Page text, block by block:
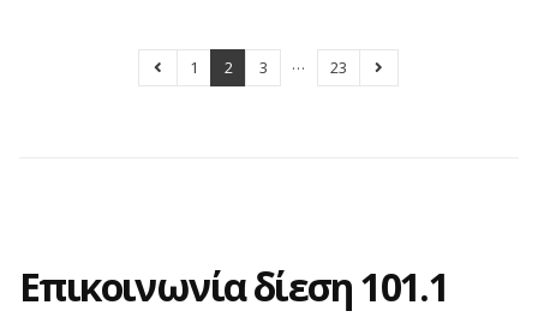
1 2 3 … 23
Επικοινωνία δίεση 101.1